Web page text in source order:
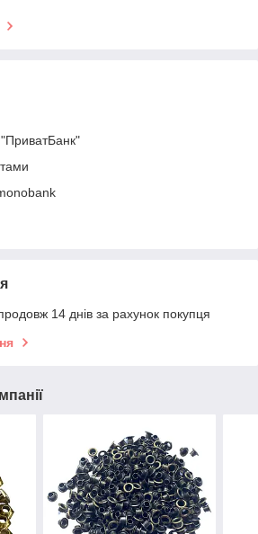
14 днів за рахунок покупця